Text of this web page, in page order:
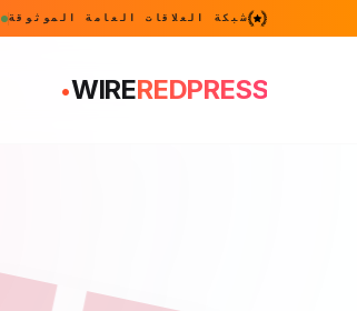
شبكة العلاقات العامة الموثوقة
REDPRESS
WIRE
.